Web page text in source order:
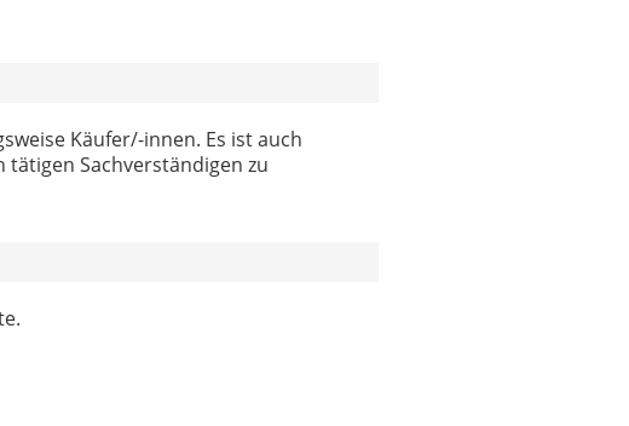
Käufer/-innen. Es ist auch
Sachverständigen zu